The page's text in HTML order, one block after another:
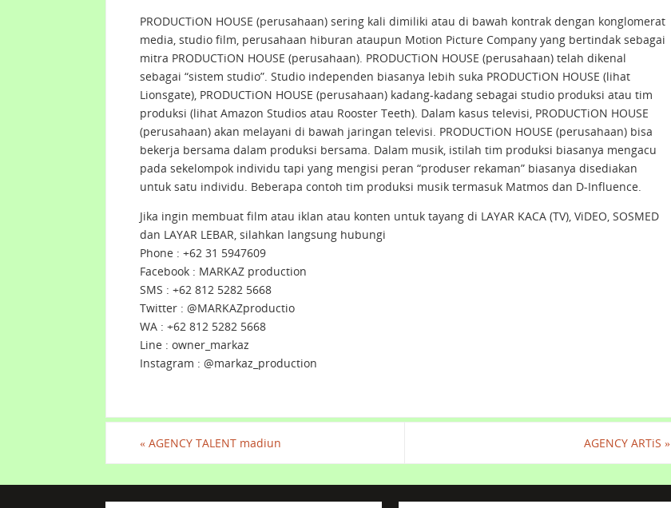
PRODUCTiON HOUSE (perusahaan) sering kali dimiliki atau di bawah kontrak dengan konglomerat
media, studio film, perusahaan hiburan ataupun Motion Picture Company yang bertindak sebagai
mitra PRODUCTiON HOUSE (perusahaan). PRODUCTiON HOUSE (perusahaan) telah dikenal
sebagai “sistem studio”. Studio independen biasanya lebih suka PRODUCTiON HOUSE (lihat
Lionsgate), PRODUCTiON HOUSE (perusahaan) kadang-kadang sebagai studio produksi atau tim
produksi (lihat Amazon Studios atau Rooster Teeth). Dalam kasus televisi, PRODUCTiON HOUSE
(perusahaan) akan melayani di bawah jaringan televisi. PRODUCTiON HOUSE (perusahaan) bisa
bekerja bersama dalam produksi bersama. Dalam musik, istilah tim produksi biasanya mengacu
pada sekelompok individu tapi yang mengisi peran “produser rekaman” biasanya disediakan
untuk satu individu. Beberapa contoh tim produksi musik termasuk Matmos dan D-Influence.
Jika ingin membuat film atau iklan atau konten untuk tayang di LAYAR KACA (TV), ViDEO, SOSMED
dan LAYAR LEBAR, silahkan langsung hubungi
Phone : +62 31 5947609
Facebook : MARKAZ production
SMS : +62 812 5282 5668
Twitter : @MARKAZproductio
WA : +62 812 5282 5668
Line : owner_markaz
Instagram : @markaz_production
« AGENCY TALENT madiun AGENCY ARTiS »